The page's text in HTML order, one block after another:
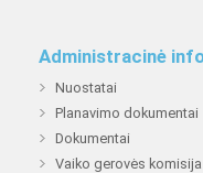
Administracinė
Nuostatai
Planavimo dokumentai
Dokumentai
Vaiko gerovės komisija